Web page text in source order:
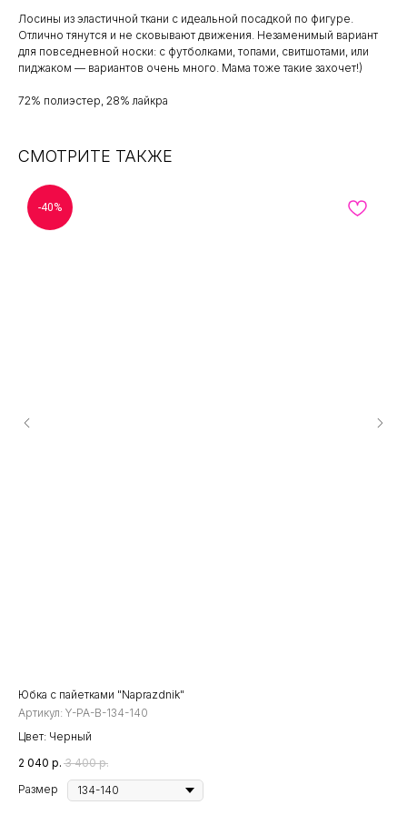
Лосины из эластичной ткани с идеальной посадкой по фигуре.
Отлично тянутся и не сковывают движения. Незаменимый вариант
для повседневной носки: с футболками, топами, свитшотами, или
пиджаком — вариантов очень много. Мама тоже такие захочет!)
72% полиэстер, 28% лайкра
СМОТРИТЕ ТАКЖЕ
-40%
Юбка с пайетками "Naprazdnik"
Артикул: Y-PA-B-134-140
Цвет: Черный
2 040 р. 3 400 р.
Размер